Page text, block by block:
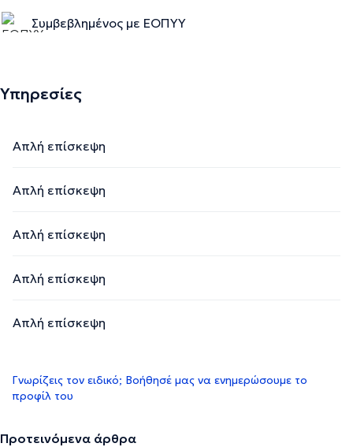
Συμβεβλημένος με ΕΟΠΥΥ
Υπηρεσίες
Απλή επίσκεψη
Απλή επίσκεψη
Απλή επίσκεψη
Απλή επίσκεψη
Απλή επίσκεψη
Γνωρίζεις τον ειδικό; Βοήθησέ μας να ενημερώσουμε το
προφίλ του
Προτεινόμενα άρθρα